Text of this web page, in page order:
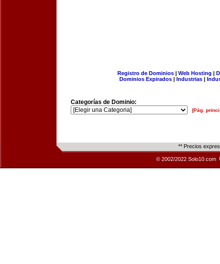
Registro de Dominios| Web Hosting |
Dominios Expirados | Industrias |
Categorías de Dominio:
[Pág.
** Precios
© 2002/2022 Solo10.com